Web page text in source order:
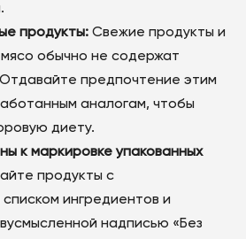
продукты: Свежие продукты и
обычно не содержат
предпочтение этим
аналогам, чтобы
диету.
к маркировке упакованных
продукты с
ингредиентов и
надписью «Без